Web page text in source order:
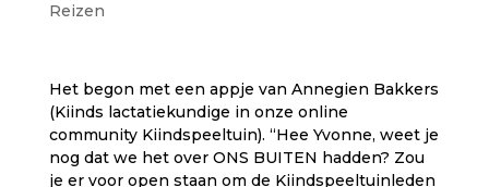
Reizen
Het begon met een appje van Annegien Bakkers
(Kiinds lactatiekundige in onze online
community Kiindspeeltuin). “Hee Yvonne, weet je
nog dat we het over ONS BUITEN hadden? Zou
je er voor open staan om de Kiindspeeltuinleden